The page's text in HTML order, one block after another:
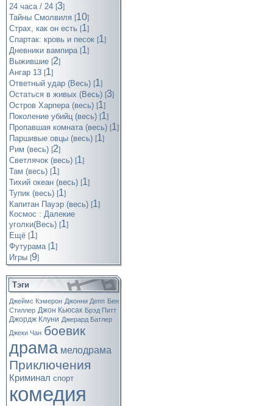
24 часа / 24 [3]
Тайны Смолвиля [10]
Страх, как он есть [1]
Спартак: кровь и песок [1]
Дневники вампира [1]
Выжившие [2]
Ангар 13 [1]
Ответный удар (Весь) [1]
Остаться в живых (Весь) [3]
Остров Харпера (весь) [1]
Поколение убийц (весь) [1]
Пропавшая комната (весь) [1]
Паршивые овцы (весь) [1]
Рим (весь) [2]
Светлячок (весь) [1]
Там (весь) [1]
Тихий океан (весь) [1]
Тупик (весь) [1]
Капитан Пауэр (весь) [1]
Космос : Далекие
уголки(Весь) [1]
Ещё [1]
Футурама [1]
Игры [9]
Тэги
Джеймс Кэмерон Джонни Депп Бен
Стиллер Джон Кьюсак Брэд Питт
Джордж Клуни Джерард Батлер
Джеки Чан боевик
драма мелодрама
Приключения
Криминал спорт
комедия